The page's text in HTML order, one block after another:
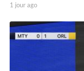
1 jour ago
o
u
r
a
g